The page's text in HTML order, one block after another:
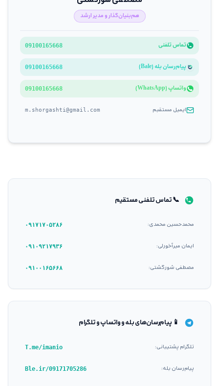
هم‌بنیان‌گذار و مدیر ارشد
تماس تلفنی 09100165668
پیام‌رسان بله (Bale) 09100165668
واتساپ (WhatsApp) 09100165668
ایمیل مستقبم m.shorgashti@gmail.com
📞 تماس تلفنی مستقیم
محمدحسین محمدی: ۰۹۱۷۱۷۰۵۲۸۶
ایمان میرآخورلی: ۰۹۱۰۹۲۱۷۹۳۶
مصطفی شورگشتی: ۰۹۱۰۰۱۶۵۶۶۸
📱 پیام‌رسان‌های بله و واتساپ و تلگرام
تلگرام پشتیبانی:
T.me/imanio
پیام‌رسان بله:
Ble.ir/09171705286